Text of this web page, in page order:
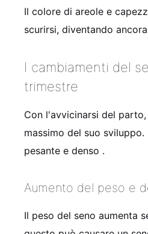
Il colore di areole e
scurirsi, diventando
I cambiamenti del
trimestre
Con l'avvicinarsi del
massimo del suo
pesante e denso .
Aumento del peso e
Il peso del seno aumenta